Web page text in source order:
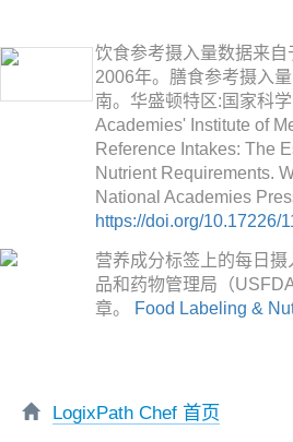
饮食参考摄入量数据来
2006年。膳食参考摄入
南。华盛顿特区:国家科
Academies' Institute of
Reference Intakes: The
Nutrient Requirements.
National Academies
https://doi.org/10.17226/
营养成分标签上的每日
品和药物管理局（
章。
Food Labeling &
LogixPath Chef 首页